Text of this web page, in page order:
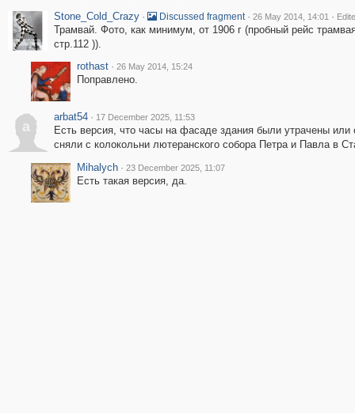
Stone_Cold_Crazy · Discussed fragment · 26 May 2014, 14:01 ·
Трамвай. Фото, как минимум, от 1906 г (пробный рейс
стр.112 )).
rothast · 26 May 2014, 15:24
Поправлено.
a
arbat54 · 17 December 2025, 11:53
Есть версия, что часы на фасаде здания были утрачены
сняли с колокольни лютеранского собора Петра и Павла в
Mihalych · 23 December 2025, 11:07
Есть такая версия, да.